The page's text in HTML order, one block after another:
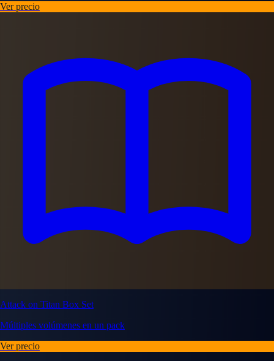
Ver precio
Attack on Titan Box Set
Múltiples volúmenes en un pack
Ver precio